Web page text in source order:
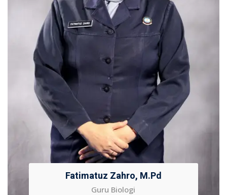
Fatimatuz Zahro, M.Pd
Guru Biologi